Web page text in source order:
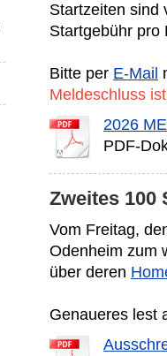
Startzeiten sind
Startgebühr pro
Bitte per E-Mail
Meldeschluss
2026
PDF-
Zweites 100
Vom Freitag,
Odenheim zum
über deren
Genaueres lest